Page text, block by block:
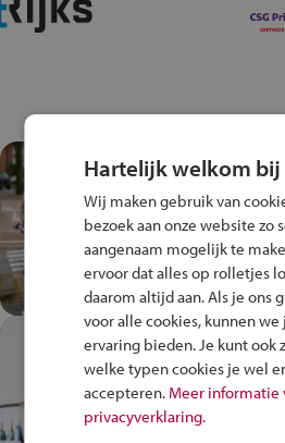
Test je
Fiets
Speel het Fiets
en win een
In de
plek!
Ontdek via
op de
Hartelijk welkom bij
Wij maken gebruik van
bezoek aan onze website zo
aangenaam mogelijk te
ervoor dat alles op rolletjes
daarom altijd aan. Als je ons
voor alle cookies, kunnen we
ervaring bieden. Je kunt ook
welke typen cookies je wel
accepteren. Meer informatie
privacyverklaring.